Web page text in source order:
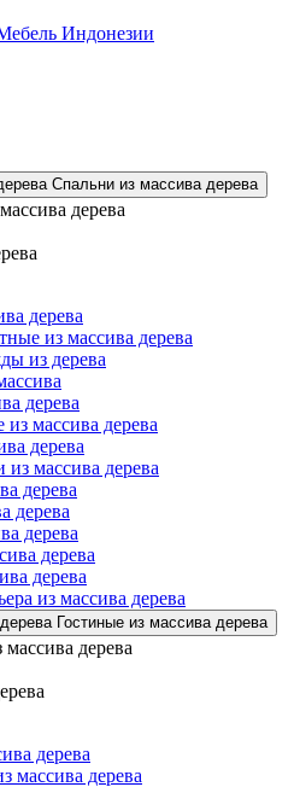
Индонезии
Спальни из массива дерева
дерева
из массива дерева
из дерева
дерева
массива дерева
дерева
массива дерева
дерева
дерева
дерева
дерева
дерева
из массива дерева
Гостиные из массива дерева
дерева
дерева